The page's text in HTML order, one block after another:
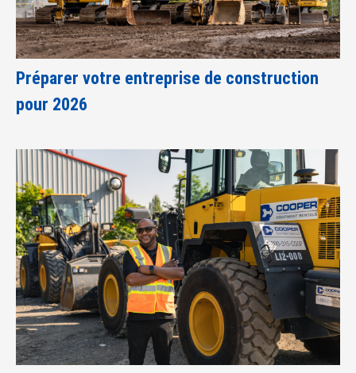
Préparer votre entreprise de construction
pour 2026